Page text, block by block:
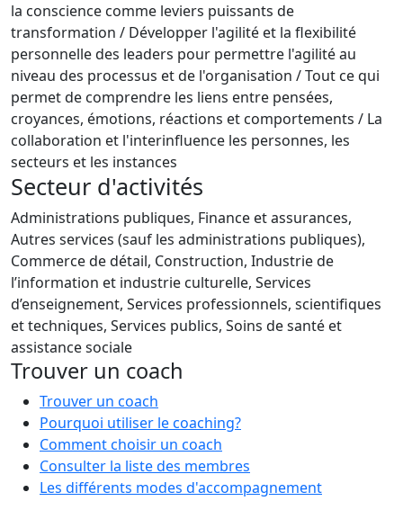
la conscience comme leviers puissants de
transformation / Développer l'agilité et la flexibilité
personnelle des leaders pour permettre l'agilité au
niveau des processus et de l'organisation / Tout ce qui
permet de comprendre les liens entre pensées,
croyances, émotions, réactions et comportements / La
collaboration et l'interinfluence les personnes, les
secteurs et les instances
Secteur d'activités
Administrations publiques, Finance et assurances,
Autres services (sauf les administrations publiques),
Commerce de détail, Construction, Industrie de
l’information et industrie culturelle, Services
d’enseignement, Services professionnels, scientifiques
et techniques, Services publics, Soins de santé et
assistance sociale
Trouver un coach
Trouver un coach
Pourquoi utiliser le coaching?
Comment choisir un coach
Consulter la liste des membres
Les différents modes d'accompagnement